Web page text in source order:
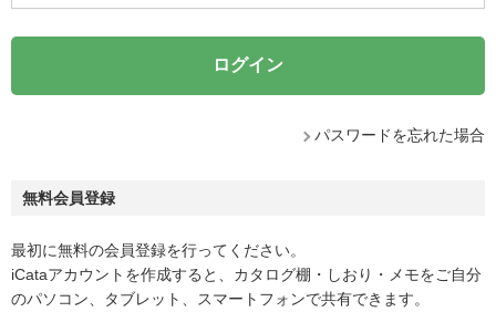
パスワードを忘れた場合
無料会員登録
最初に無料の会員登録を行ってください。
iCataアカウントを作成すると、カタログ棚・しおり・メモをご自分
のパソコン、タブレット、スマートフォンで共有できます。